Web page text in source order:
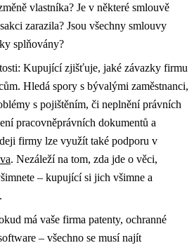
vlastníka? Je v některé smlouvě
zarazila? Jsou všechny smlouvy
splňovány?
Kupující zjišťuje, jaké závazky firmu
Hledá spory s bývalými zaměstnanci,
s pojištěním, či neplnění právních
pracovněprávních dokumentů a
firmy lze využít také podporu v
. Nezáleží na tom, zda jde o věci,
– kupující si jich všimne a
má vaše firma patenty, ochranné
– všechno se musí najít